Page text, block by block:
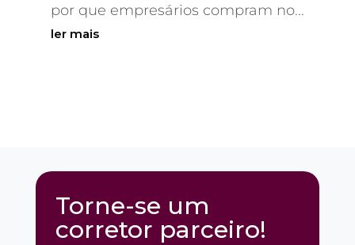
por que empresários compram no...
ler mais
Torne-se um
corretor parceiro!